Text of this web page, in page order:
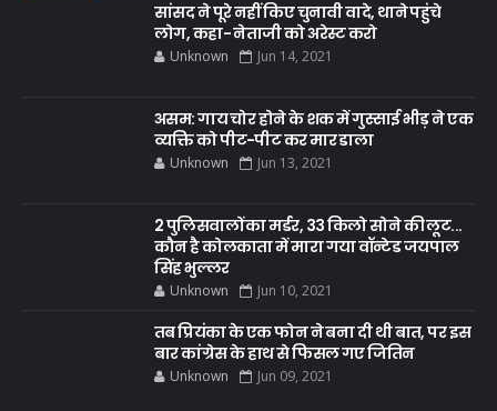
सांसद ने पूरे नहीं किए चुनावी वादे, थाने पहुंचे
लोग, कहा- नेताजी को अरेस्ट करो
Unknown Jun 14, 2021
असम: गाय चोर होने के शक में गुस्साई भीड़ ने एक
व्यक्ति को पीट-पीट कर मार डाला
Unknown Jun 13, 2021
2 पुलिसवालों का मर्डर, 33 किलो सोने की लूट...
कौन है कोलकाता में मारा गया वॉन्टेड जयपाल
सिंह भुल्लर
Unknown Jun 10, 2021
तब प्रियंका के एक फोन ने बना दी थी बात, पर इस
बार कांग्रेस के हाथ से फिसल गए जितिन
Unknown Jun 09, 2021